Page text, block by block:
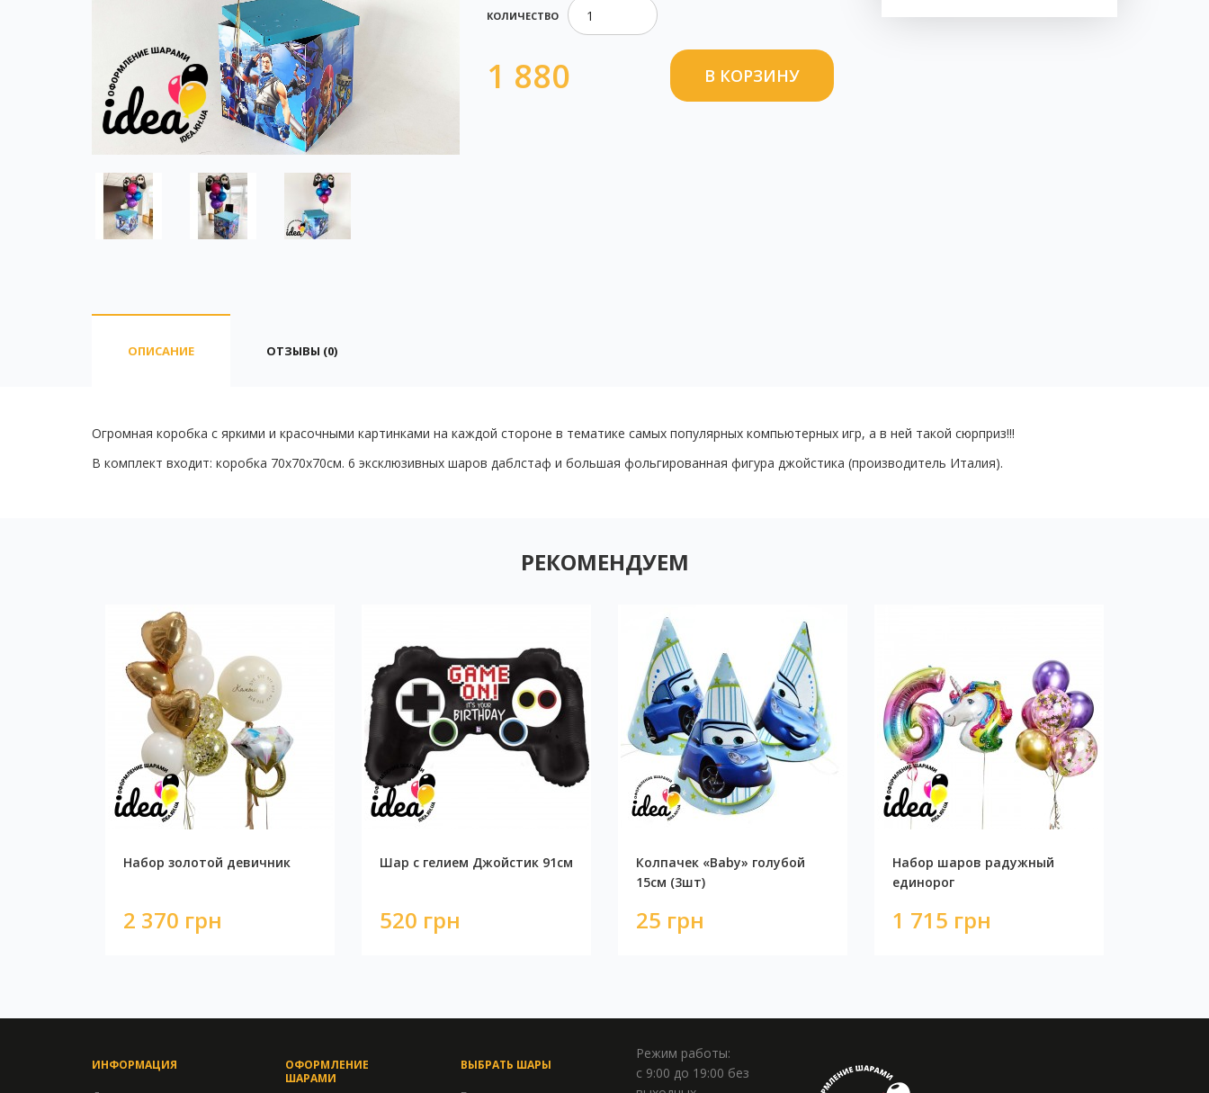
КОЛИЧЕСТВО
1 880
ОПИСАНИЕ ОТЗЫВЫ (0)
Огромная коробка с яркими и красочными картинками на каждой стороне в тематике самых популярных компьютерных игр, а в ней такой сюрприз!!!
В комплект входит: коробка 70х70х70см. 6 эксклюзивных шаров даблстаф и большая фольгированная фигура джойстика (производитель Италия).
РЕКОМЕНДУЕМ
Набор золотой девичник
2 370 грн
Шар с гелием Джойстик 91см
520 грн
Колпачек «Baby» голубой
15см (3шт)
25 грн
Набор шаров радужный
единорог
1 715 грн
ИНФОРМАЦИЯ
ОФОРМЛЕНИЕ
ШАРАМИ
ВЫБРАТЬ ШАРЫ
Режим работы:
с 9:00 до 19:00 без